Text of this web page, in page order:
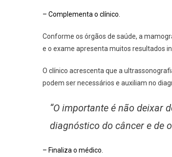
– Complementa o clínico.
Conforme os órgãos de saúde, a
e o exame apresenta muitos resultados
O clínico acrescenta que a
podem ser necessários e auxiliam no
“O importante é não deixar
diagnóstico do câncer e de
– Finaliza o médico.